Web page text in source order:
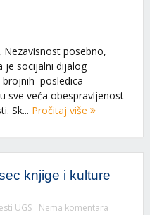
Nezavisnost posebno,
je socijalni dijalog
brojnih posledica
sve veća obespravljenost
Sk... Pročitaj više
knjige i kulture
UGS Nema komentara